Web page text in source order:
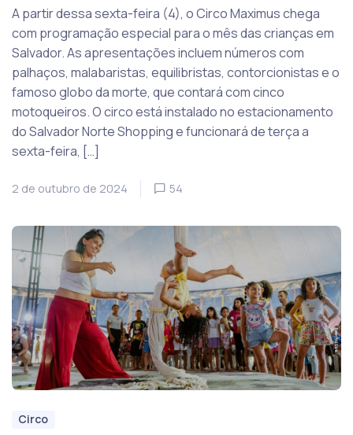
A partir dessa sexta-feira (4), o Circo Maximus chega
com programação especial para o mês das crianças em
Salvador. As apresentações incluem números com
palhaços, malabaristas, equilibristas, contorcionistas e o
famoso globo da morte, que contará com cinco
motoqueiros. O circo está instalado no estacionamento
do Salvador Norte Shopping e funcionará de terça a
sexta-feira, […]
2 de outubro de 2024 54
Circo